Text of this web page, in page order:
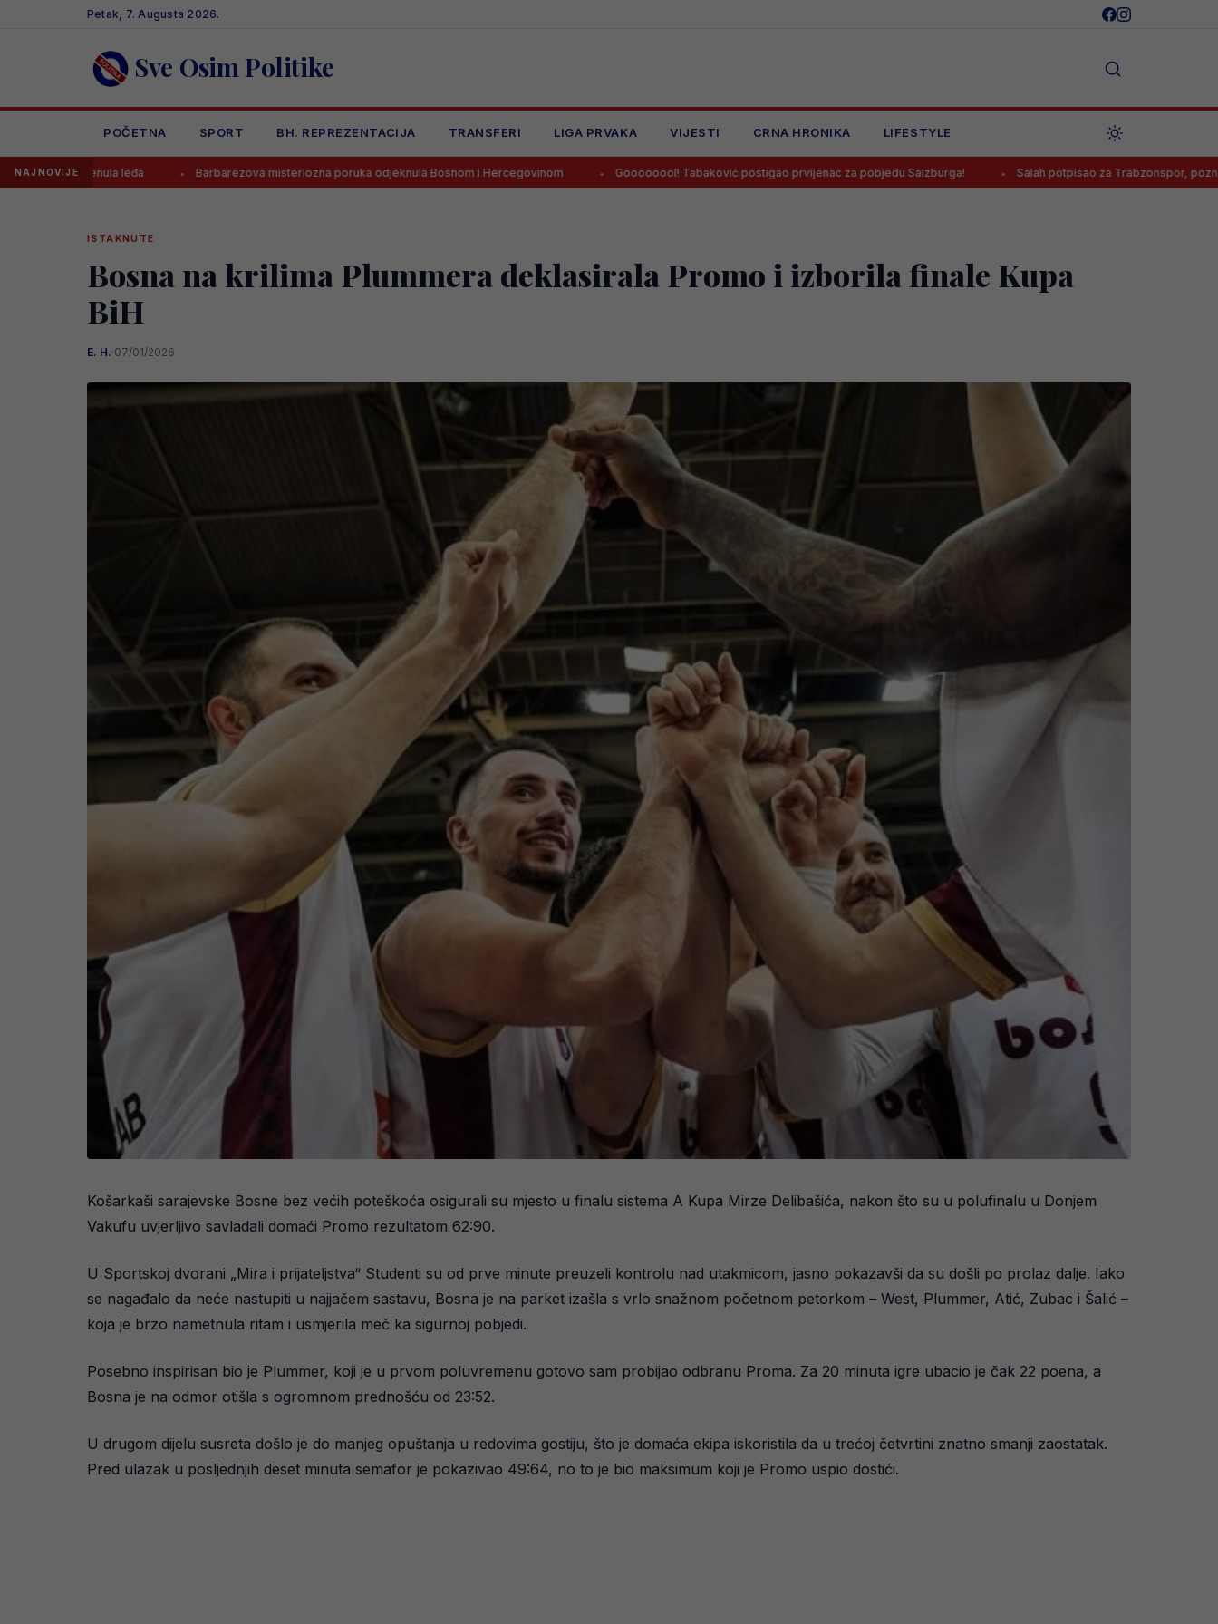
Petak, 7. Augusta 2026.
Sve Osim Politike
POČETNA SPORT BH. REPREZENTACIJA TRANSFERI LIGA PRVAKA VIJESTI CRNA HRONIKA LIFESTYLE
NAJNOVIJE Barbarezova misteriozna poruka odjeknula Bosnom i Hercegovinom Goooooool! Tabaković postigao prvijenac za pobjedu Salzburga! Salah potpisao za Trabzonspor, poznato koliko će
ISTAKNUTE
Bosna na krilima Plummera deklasirala Promo i izborila finale Kupa
BiH
E. H.·07/01/2026
Košarkaši sarajevske Bosne bez većih poteškoća osigurali su mjesto u finalu sistema A Kupa Mirze Delibašića, nakon što su u polufinalu u Donjem
Vakufu uvjerljivo savladali domaći Promo rezultatom 62:90.
U Sportskoj dvorani „Mira i prijateljstva“ Studenti su od prve minute preuzeli kontrolu nad utakmicom, jasno pokazavši da su došli po prolaz dalje. Iako
se nagađalo da neće nastupiti u najjačem sastavu, Bosna je na parket izašla s vrlo snažnom početnom petorkom – West, Plummer, Atić, Zubac i Šalić –
koja je brzo nametnula ritam i usmjerila meč ka sigurnoj pobjedi.
Posebno inspirisan bio je Plummer, koji je u prvom poluvremenu gotovo sam probijao odbranu Proma. Za 20 minuta igre ubacio je čak 22 poena, a
Bosna je na odmor otišla s ogromnom prednošću od 23:52.
U drugom dijelu susreta došlo je do manjeg opuštanja u redovima gostiju, što je domaća ekipa iskoristila da u trećoj četvrtini znatno smanji zaostatak.
Pred ulazak u posljednjih deset minuta semafor je pokazivao 49:64, no to je bio maksimum koji je Promo uspio dostići.